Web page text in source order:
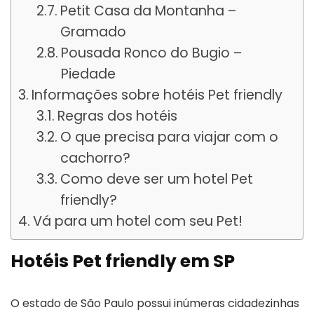
Petit Casa da Montanha –
Gramado
Pousada Ronco do Bugio –
Piedade
Informações sobre hotéis Pet friendly
Regras dos hotéis
O que precisa para viajar com o
cachorro?
Como deve ser um hotel Pet
friendly?
Vá para um hotel com seu Pet!
Hotéis Pet friendly em SP
O estado de São Paulo possui inúmeras cidadezinhas